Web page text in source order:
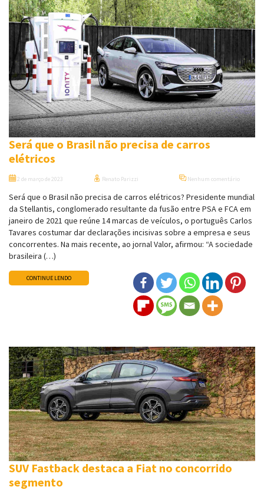
Será que o Brasil não precisa de carros
elétricos
2 de março de 2023 Renato Parizzi Nenhum comentário
Será que o Brasil não precisa de carros elétricos? Presidente mundial
da Stellantis, conglomerado resultante da fusão entre PSA e FCA em
janeiro de 2021 que reúne 14 marcas de veículos, o português Carlos
Tavares costumar dar declarações incisivas sobre a empresa e seus
concorrentes. Na mais recente, ao jornal Valor, afirmou: “A sociedade
brasileira (…)
CONTINUE LENDO
SUV Fastback destaca a Fiat no concorrido
segmento